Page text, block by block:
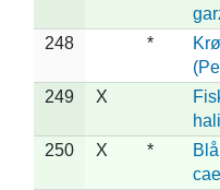
248 *
249 X
250 X *